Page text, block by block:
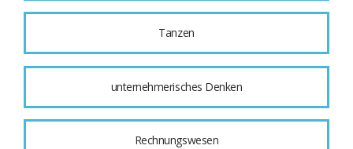
Tanzen
unternehmerisches Denken
Rechnungswesen